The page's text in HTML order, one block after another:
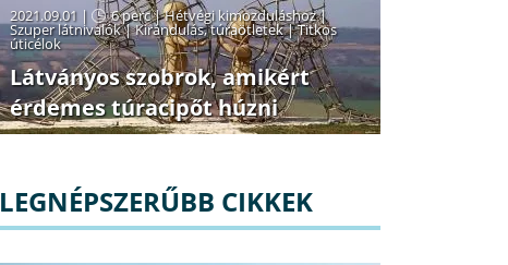
2021.09.01 | 6 perc|Hétvégi kimozduláshoz|
Szuper látnivalók|Kirándulás, túraötletek|Titkos
úticélok
Látványos szobrok, amikért
érdemes túracipőt húzni
LEGNÉPSZERŰBB CIKKEK